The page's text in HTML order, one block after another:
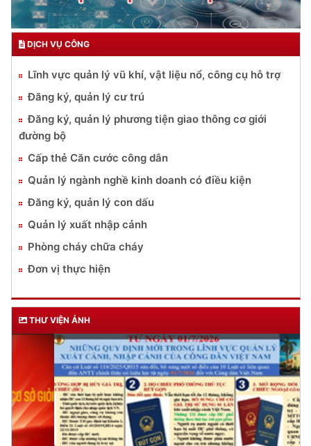
DỊCH VỤ CÔNG
Lĩnh vực quản lý vũ khí, vật liệu nổ, công cụ hỗ trợ
Đăng ký, quản lý cư trú
Đăng ký, quản lý phương tiện giao thông cơ giới
đường bộ
Cấp thẻ Căn cước công dân
Quản lý ngành nghề kinh doanh có điều kiện
Đăng ký, quản lý con dấu
Quản lý xuất nhập cảnh
Phòng cháy chữa cháy
Đơn vị thực hiện
THƯ VIỆN ẢNH